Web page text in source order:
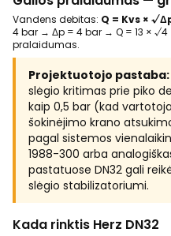
Vandens debitas: Q = Kvs ×
4 bar → Δp = 4 bar → Q = 13 × √4
pralaidumas.
Projektuotojo pastaba:
slėgio kritimas prie piko
kaip 0,5 bar (kad
šokinėjimo krano
pagal sistemos
1988-300 arba
pastatuose DN32 gali
slėgio stabilizatoriumi.
Kada rinktis Herz DN32